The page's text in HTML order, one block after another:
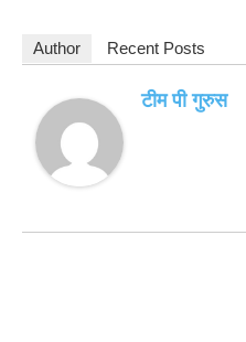
Author Recent Posts
टीम पी गुरुस